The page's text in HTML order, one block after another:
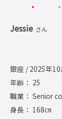
Jessie さん
銀座 / 2025年
年齢： 25
職業： Senior
身長： 168㎝